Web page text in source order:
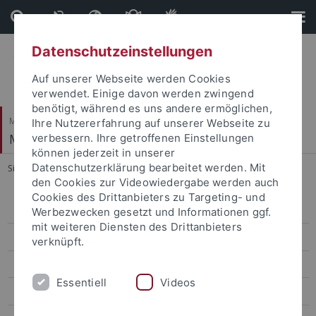
Direkt
zum
Inhalt
Direkt
zur
Fußleiste
Mathematisch-Naturwissenschaftliche Fakultät
Methods in Medical Informatics
Sie sind hier: Startseite ... Florian König
Nico Pfeifer
Ralf Eggeling
Marius Herr
Datenschutzeinstellungen
Auf unserer Webseite werden Cookies
verwendet. Einige davon werden zwingend
benötigt, während es uns andere ermöglichen,
Ihre Nutzererfahrung auf unserer Webseite zu
verbessern. Ihre getroffenen Einstellungen
können jederzeit in unserer
Datenschutzerklärung bearbeitet werden. Mit
den Cookies zur Videowiedergabe werden auch
Cookies des Drittanbieters zu Targeting- und
Werbezwecken gesetzt und Informationen ggf.
mit weiteren Diensten des Drittanbieters
verknüpft.
Essentiell Videos